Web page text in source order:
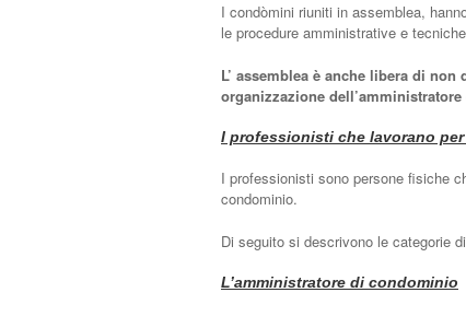
I condòmini riuniti in assemblea,
le procedure amministrative e
L’ assemblea è anche libera di
organizzazione
I professionisti che lavorano
I professionisti sono persone fisiche
condominio.
Di seguito si descrivono le categorie
L’amministratore di condominio